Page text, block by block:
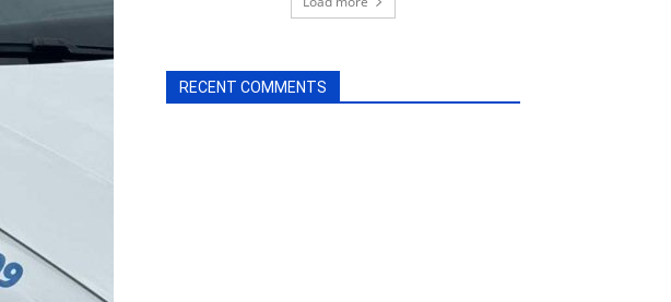
RECENT COMMENTS